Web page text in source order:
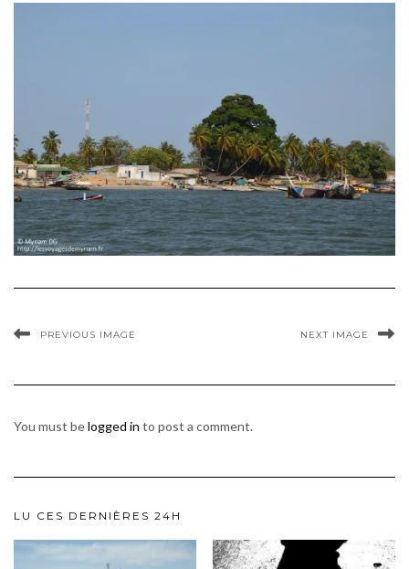
PREVIOUS IMAGE NEXT IMAGE
You must belogged in to post a comment.
LU CES DERNIÈRES 24H